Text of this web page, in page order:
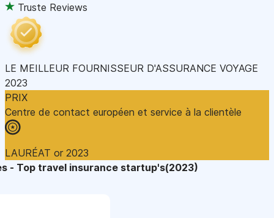
Truste Reviews
LE MEILLEUR FOURNISSEUR D'ASSURANCE VOYAGE
2023
PRIX
Centre de contact européen et service à la clientèle
LAURÉAT or 2023
- Top travel insurance startup's(2023)